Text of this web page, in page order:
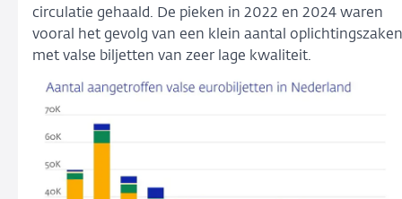
circulatie gehaald. De pieken in 2022 en 2024 waren
vooral het gevolg van een klein aantal oplichtingszaken
met valse biljetten van zeer lage kwaliteit.